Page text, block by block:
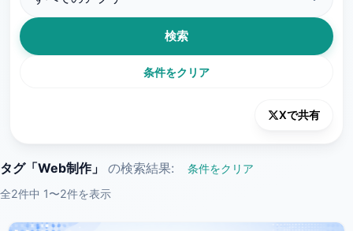
検索
条件をクリア
Xで共有
タグ「Web制作」 の検索結果: 条件をクリア
全2件中 1〜2件を表示